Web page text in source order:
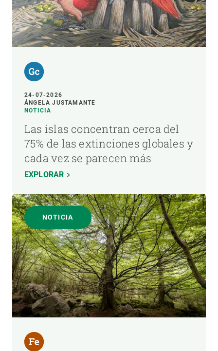
24-07-2026
ÁNGELA JUSTAMANTE
NOTICIA
Las islas concentran cerca del
75% de las extinciones globales y
cada vez se parecen más
EXPLORAR
NOTICIA